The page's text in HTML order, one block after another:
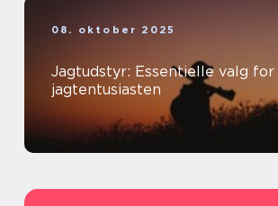
08. oktober 2025
Jagtudstyr: Essentielle valg for
jagtentusiasten